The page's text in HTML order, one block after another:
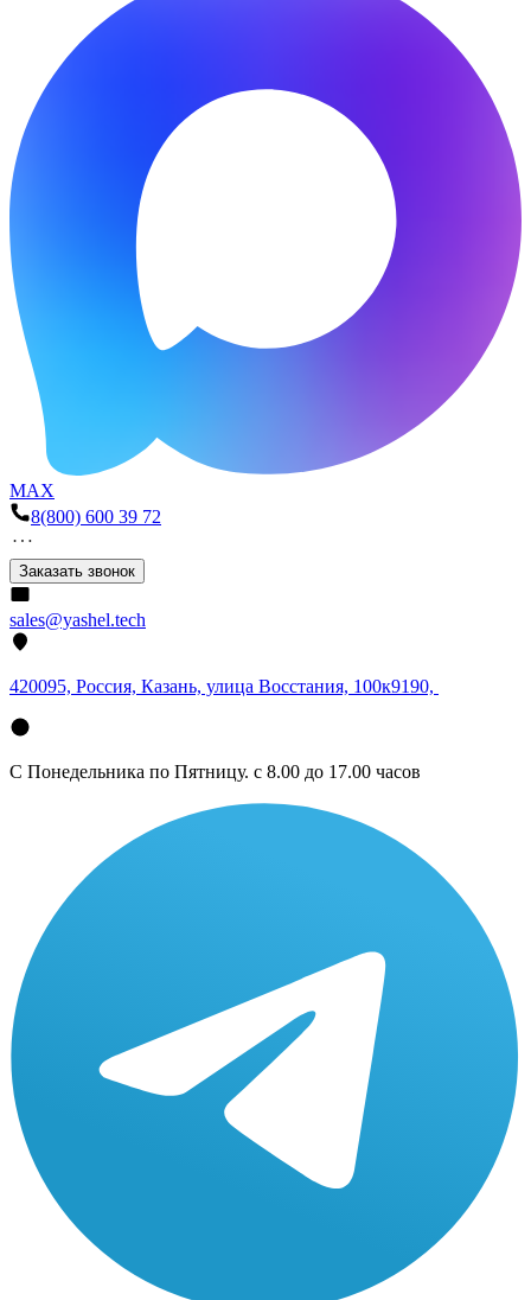
MAX
8(800) 600 39 72
Заказать звонок
sales@yashel.tech
420095, Россия, Казань, улица Восстания, 100к9190,
С Понедельника по Пятницу. с 8.00 до 17.00 часов